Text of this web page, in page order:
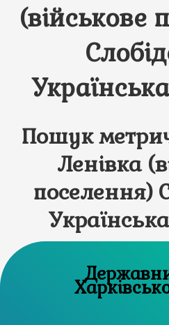
(військове
Пошук
Ленівка
поселення)